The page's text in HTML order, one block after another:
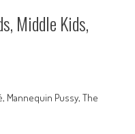
Middle Kids,
Mannequin Pussy, The